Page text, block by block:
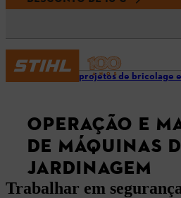
Dicas e projetos de bricolage
OPERAÇÃO E
DE MÁQUINAS
JARDINAGEM
Trabalhar em